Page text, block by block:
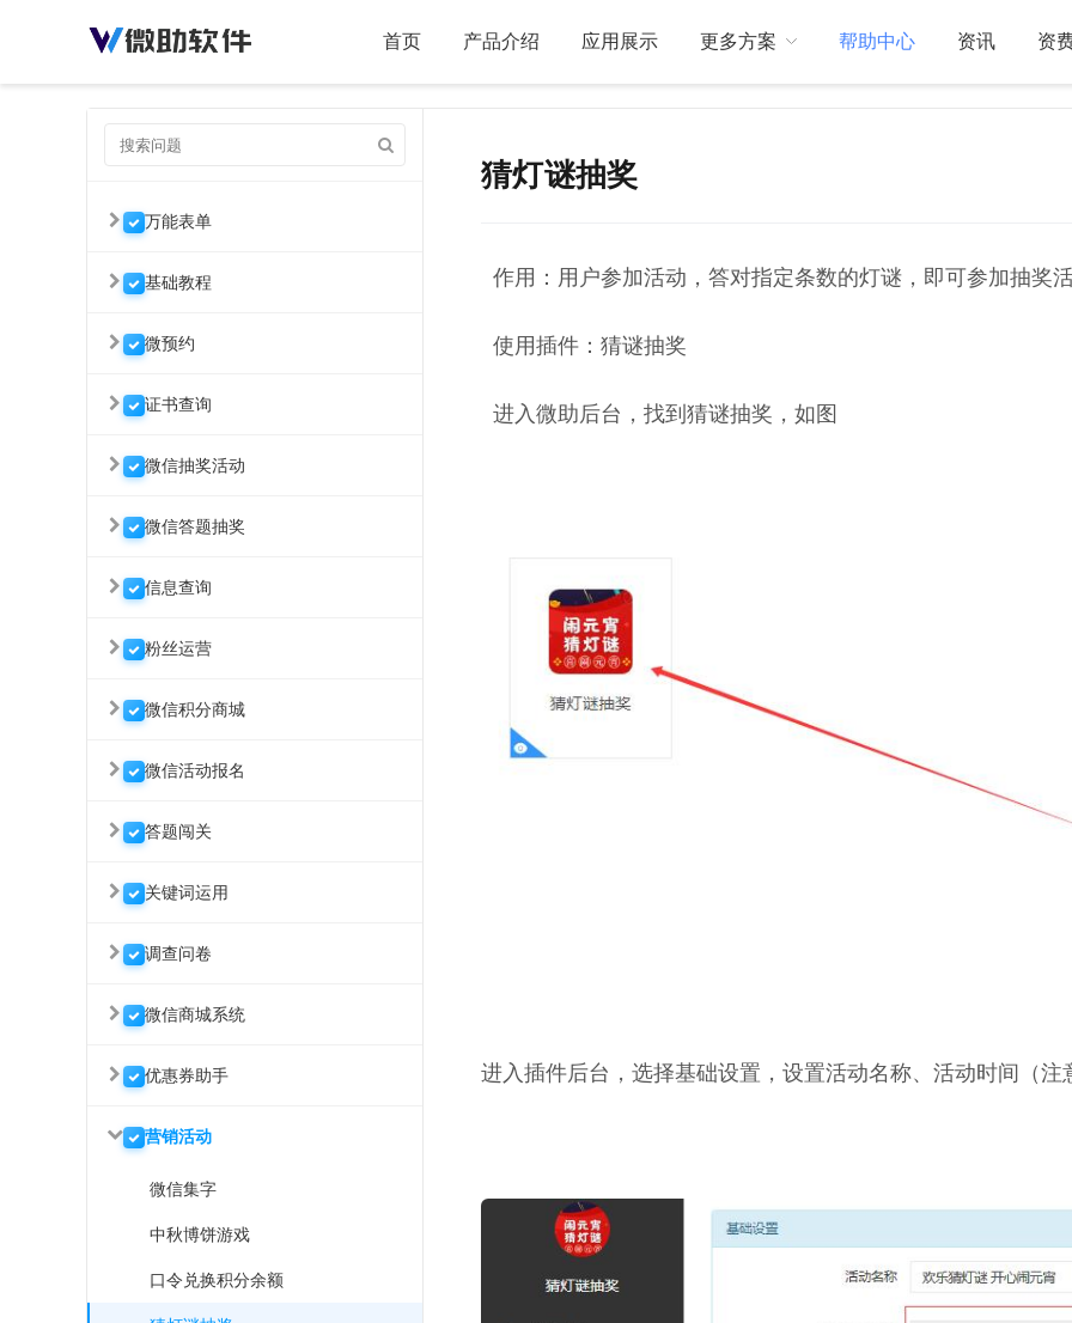
首页 产品介绍 应用展示 更多方案 帮助中心 资讯 资
万能表单
基础教程
微预约
证书查询
微信抽奖活动
微信答题抽奖
信息查询
粉丝运营
微信积分商城
微信活动报名
答题闯关
关键词运用
调查问卷
微信商城系统
优惠券助手
营销活动
微信集字
中秋博饼游戏
口令兑换积分余额
猜灯谜抽奖
作用：用户参加活动，答对指定条数的灯谜，即可参加抽奖
使用插件：猜谜抽奖
进入微助后台，找到猜谜抽奖，如图
进入插件后台，选择基础设置，设置活动名称、活动时间（